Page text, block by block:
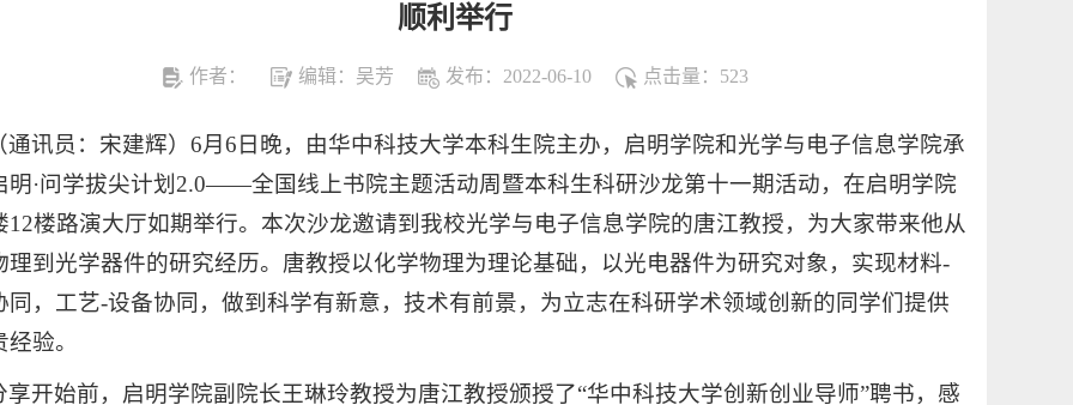
顺利举行
作者： 编辑：吴芳 发布：2022-06-10 点击量： 523
通讯员：宋建辉）6月6日晚，由华中科技大学本科生院主办，启明学院和光学与电子信息学院承
明·问学拔尖计划2.0——全国线上书院主题活动周暨本科生科研沙龙第十一期活动，在启明学院
12楼路演大厅如期举行。本次沙龙邀请到我校光学与电子信息学院的唐江教授，为大家带来他从
理到光学器件的研究经历。唐教授以化学物理为理论基础，以光电器件为研究对象，实现材料-
同，工艺-设备协同，做到科学有新意，技术有前景，为立志在科研学术领域创新的同学们提供
验。
享开始前，启明学院副院长王琳玲教授为唐江教授颁授了“华中科技大学创新创业导师”聘书，感